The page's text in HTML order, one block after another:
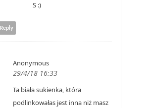
S :)
Reply
Anonymous
29/4/18 16:33
Ta biała sukienka, która
podlinkowałas jest inna niż masz